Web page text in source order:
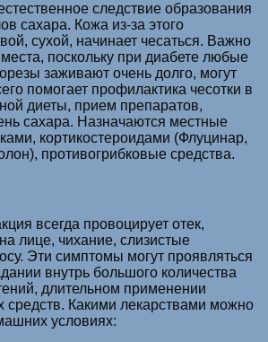
следствие образования
сахара. Кожа из-за этого
сухой, начинает чесаться. Важно
поскольку при диабете любые
заживают очень долго, могут
помогает профилактика чесотки в
диеты, прием препаратов,
сахара. Назначаются местные
кортикостероидами (Флуцинар,
противогрибковые средства.
всегда провоцирует отек,
лице, чихание, слизистые
Эти симптомы могут проявляться
внутрь большого количества
длительном применении
средств. Какими лекарствами можно
условиях: